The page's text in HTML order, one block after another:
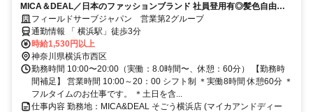
MICA＆DEAL／日本のファッションブランド 社員登用有◎髪色自由◎
制服有◎
フィールドサーブジャパン 営業第2グループ
通勤情報 「 横浜駅」徒歩3分
時給1,530円以上
神奈川県横浜市西区
勤務時間 10:00〜20:00（実働：8.0時間〜、休憩：60分） 【勤務時
間補足】 営業時間 10:00～20：00 シフト制 ＊実働8時間 休憩60分 ＊
フルタイムのお仕事です。 ＊土日を含...
仕事内容 勤務地：MICA&DEAL そごう横浜店 (マイカアンドディー